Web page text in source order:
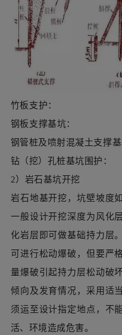
竹板支护：
钢板支撑基坑：
钢管桩及喷射混凝土支撑基
钻（挖）孔桩基坑围护：
2）岩石基坑开挖
岩石地基开挖，坑壁坡度
一般设计开挖深度为风化
化岩层即可做基础持力层
可进行松动爆破，但要严
量爆破引起持力层松动破
倾向及发育情况，采用适
须运至设计指定地点，不
活、环境造成危害。